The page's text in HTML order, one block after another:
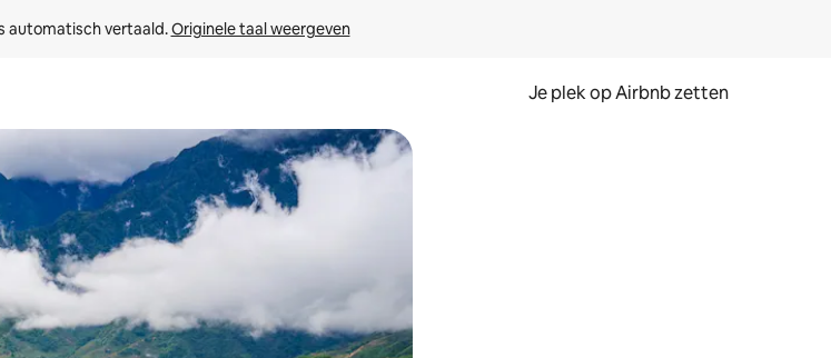
automatisch vertaald. Originele taal weergeven
Je plek op Airbnb zetten